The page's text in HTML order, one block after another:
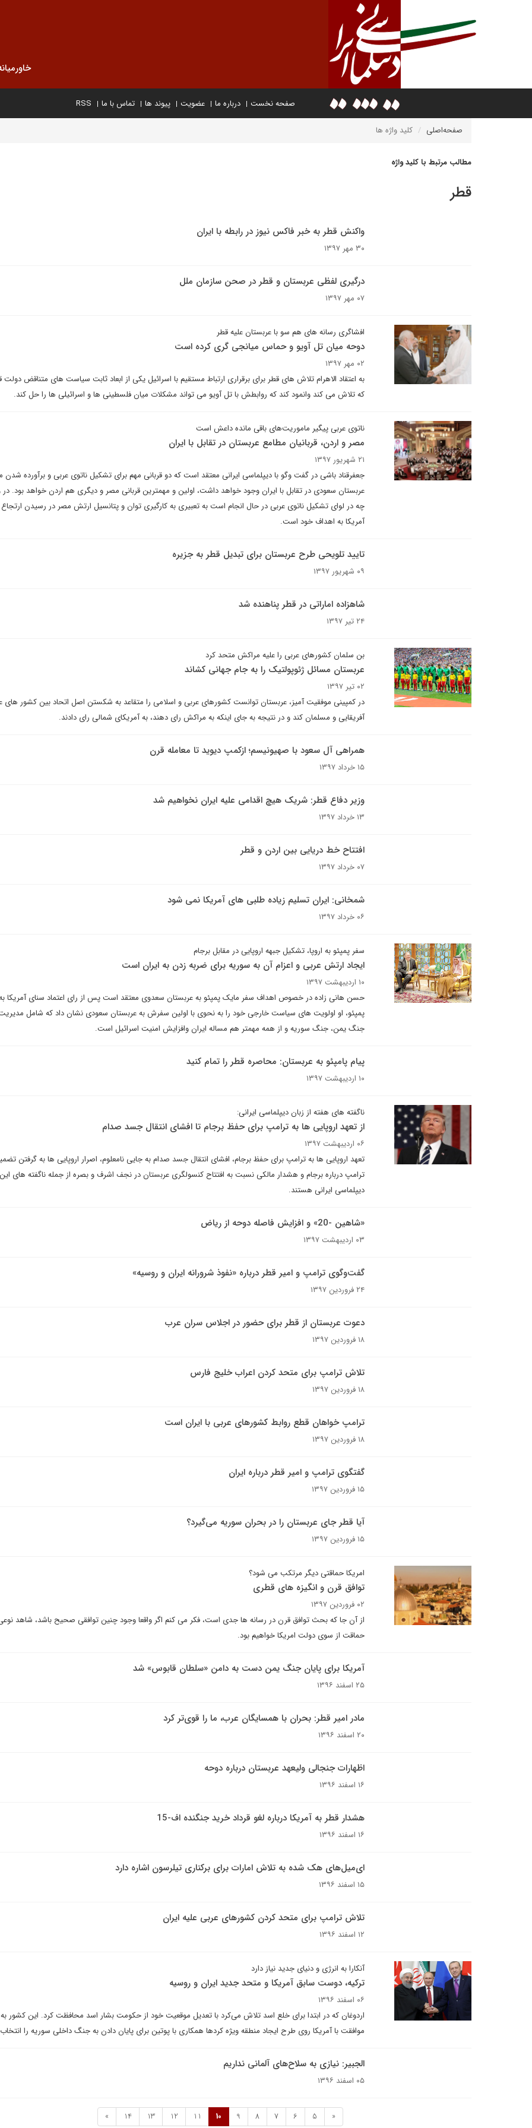
صفحه نخست درباره ما عضویت پیوند ها تماس با ما RSS
صفحه‌اصلی کلید واژه ها
مطالب مرتبط با کلید واژه
قطر
واکنش قطر به خبر فاکس نیوز در رابطه با ایران
۳۰ مهر ۱۳۹۷
درگیری لفظی عربستان و قطر در صحن سازمان ملل
۰۷ مهر ۱۳۹۷
افشاگری رسانه های هم سو با عربستان علیه قطر
دوحه میان تل آویو و حماس میانجی گری کرده است
۰۲ مهر ۱۳۹۷
به اعتقاد الاهرام تلاش های قطر برای برقراری ارتباط مستقیم با اسرائیل یکی از ابعاد ثابت سیاست های متناقض
که تلاش می کند وانمود کند که روابطش با تل آویو می تواند مشکلات میان فلسطینی ها و اسرائیلی ها را حل کند.
ناتوی عربی پیگیر ماموریت‌های باقی مانده داعش است
مصر و اردن، قربانیان مطامع عربستان در تقابل با ایران
۲۱ شهریور ۱۳۹۷
جعفرقناد باشی در گفت وگو با دیپلماسی ایرانی معتقد است که دو قربانی مهم برای تشکیل ناتوی عربی و برآورده شدن
عربستان سعودی در تقابل با ایران وجود خواهد داشت، اولین و مهمترین قربانی مصر و دیگری هم اردن خواهد بود. در
چه در لوای تشکیل ناتوی عربی در حال انجام است به تعبیری به کارگیری توان و پتانسیل ارتش مصر در رسیدن
آمریکا به اهداف خود است.
تایید تلویحی طرح عربستان برای تبدیل قطر به جزیره
۰۹ شهریور ۱۳۹۷
شاهزاده اماراتی در قطر پناهنده شد
۲۴ تیر ۱۳۹۷
بن سلمان کشورهای عربی را علیه مراکش متحد کرد
عربستان مسائل ژئوپولتیک را به جام جهانی کشاند
۰۲ تیر ۱۳۹۷
در کمپینی موفقیت آمیز، عربستان توانست کشورهای عربی و اسلامی را متقاعد به شکستن اصل اتحاد بین کشور های
آفریقایی و مسلمان کند و در نتیجه به جای اینکه به مراکش رای دهند، به آمریکای شمالی رای دادند.
همراهی آل سعود با صهیونیسم؛ ازکمپ دیوید تا معامله قرن
۱۵ خرداد ۱۳۹۷
وزیر دفاع قطر: شریک هیچ اقدامی علیه ایران نخواهیم شد
۱۳ خرداد ۱۳۹۷
افتتاح خط دریایی بین اردن و قطر
۰۷ خرداد ۱۳۹۷
شمخانی: ایران تسلیم زیاده طلبی های آمریکا نمی شود
۰۶ خرداد ۱۳۹۷
سفر پمپئو به اروپا، تشکیل جبهه اروپایی در مقابل برجام
ایجاد ارتش عربی و اعزام آن به سوریه برای ضربه زدن به ایران است
۱۰ اردیبهشت ۱۳۹۷
حسن هانی زاده در خصوص اهداف سفر مایک پمپئو به عربستان سعدوی معتقد است پس از رای اعتماد سنای آمریکا
پمپئو، او اولویت های سیاست خارجی خود را به نحوی با اولین سفرش به عربستان سعودی نشان داد که شامل
جنگ یمن، جنگ سوریه و از همه مهمتر هم مساله ایران وافزایش امنیت اسرائیل است.
پیام پامپئو به عربستان: محاصره قطر را تمام کنید
۱۰ اردیبهشت ۱۳۹۷
ناگفته های هفته از زبان دیپلماسی ایرانی:
از تعهد اروپایی ها به ترامپ برای حفظ برجام تا افشای انتقال جسد صدام
۰۶ اردیبهشت ۱۳۹۷
تعهد اروپایی ها به ترامپ برای حفظ برجام، افشای انتقال جسد صدام به جایی نامعلوم، اصرار اروپایی ها به گرفتن
ترامپ درباره برجام و هشدار مالکی نسبت به افتتاح کنسولگری عربستان در نجف اشرف و بصره از جمله ناگفته های
دیپلماسی ایرانی هستند.
«شاهین -20» و افزایش فاصله دوحه از ریاض
۰۳ اردیبهشت ۱۳۹۷
گفت‌وگوی ترامپ و امیر قطر درباره «نفوذ شرورانه ایران و روسیه»
۲۴ فروردین ۱۳۹۷
دعوت عربستان از قطر برای حضور در اجلاس سران عرب
۱۸ فروردین ۱۳۹۷
تلاش ترامپ برای متحد کردن اعراب خلیج فارس
۱۸ فروردین ۱۳۹۷
ترامپ خواهان قطع روابط کشورهای عربی با ایران است
۱۸ فروردین ۱۳۹۷
گفتگوی ترامپ و امیر قطر درباره ایران
۱۵ فروردین ۱۳۹۷
آیا قطر جای عربستان را در بحران سوریه می‌گیرد؟
۱۵ فروردین ۱۳۹۷
امریکا حماقتی دیگر مرتکب می شود؟
توافق قرن و انگیزه های قطری
۰۲ فروردین ۱۳۹۷
از آن جا که بحث توافق قرن در رسانه ها جدی است، فکر می کنم اگر واقعا وجود چنین توافقی صحیح باشد، شاهد
حماقت از سوی دولت امریکا خواهیم بود.
آمریکا برای پایان جنگ یمن دست به دامن «سلطان قابوس» شد
۲۵ اسفند ۱۳۹۶
مادر امیر قطر: بحران با همسایگان عرب، ما را قوی‌تر کرد
۲۰ اسفند ۱۳۹۶
اظهارات جنجالی ولیعهد عربستان درباره دوحه
۱۶ اسفند ۱۳۹۶
هشدار قطر به آمریکا درباره لغو قرداد خرید جنگنده اف-15
۱۶ اسفند ۱۳۹۶
ای‌میل‌های هک شده به تلاش امارات برای برکناری تیلرسون اشاره دارد
۱۵ اسفند ۱۳۹۶
تلاش ترامپ برای متحد کردن کشورهای عربی علیه ایران
۱۲ اسفند ۱۳۹۶
آنکارا به انرژی و دنیای جدید نیاز دارد
ترکیه، دوست سابق آمریکا و متحد جدید ایران و روسیه
۰۶ اسفند ۱۳۹۶
اردوغان که در ابتدا برای خلع اسد تلاش می‌کرد با تعدیل موقعیت خود از حکومت بشار اسد محافظت کرد. این کشور
موافقت با آمریکا روی طرح ایجاد منطقه ویژه کردها همکاری با پوتین برای پایان دادن به جنگ داخلی سوریه را
الجبیر: نیازی به سلاح‌های آلمانی نداریم
۰۵ اسفند ۱۳۹۶
«
5
6
7
8
9
10
11
12
13
14
»